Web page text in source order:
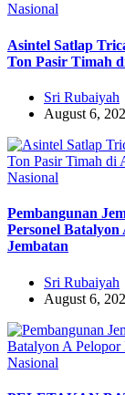
Nasional
Asintel Satlap
Ton Pasir Timah
Sri Rubaiyah
August 6,
Nasional
Pembangunan
Personel Batalyon
Jembatan
Sri Rubaiyah
August 6,
Nasional